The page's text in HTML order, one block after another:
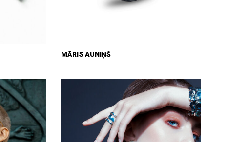
MĀRIS AUNIŅŠ